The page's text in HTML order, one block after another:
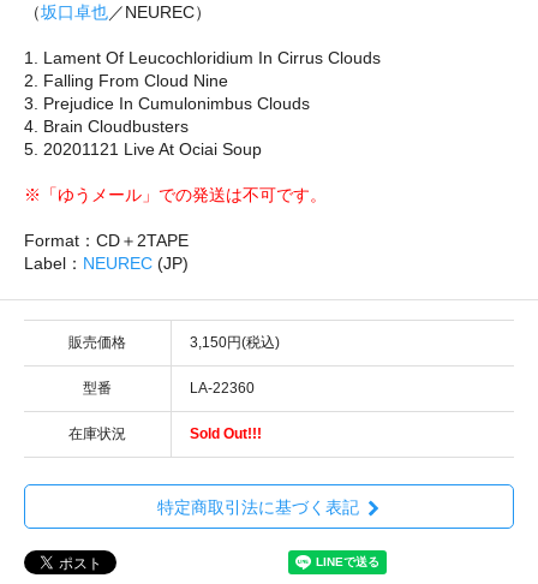
（坂口卓也／NEUREC）
1. Lament Of Leucochloridium In Cirrus Clouds
2. Falling From Cloud Nine
3. Prejudice In Cumulonimbus Clouds
4. Brain Cloudbusters
5. 20201121 Live At Ociai Soup
※「ゆうメール」での発送は不可です。
Format：CD＋2TAPE
Label： NEUREC (JP)
販売価格 3,150円(税込)
型番 LA-22360
在庫状況 Sold Out!!!
特定商取引法に基づく表記